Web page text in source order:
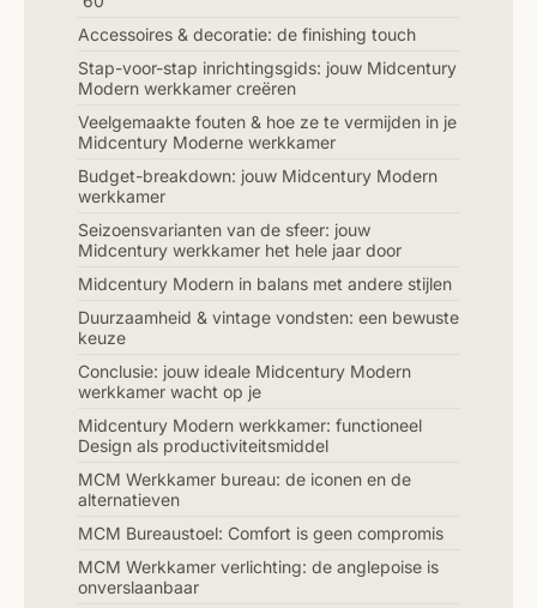
Accessoires & decoratie: de finishing touch
Stap-voor-stap inrichtingsgids: jouw Midcentury
Modern werkkamer creëren
Veelgemaakte fouten & hoe ze te vermijden in je
Midcentury Moderne werkkamer
Budget-breakdown: jouw Midcentury Modern
werkkamer
Seizoensvarianten van de sfeer: jouw
Midcentury werkkamer het hele jaar door
Midcentury Modern in balans met andere stijlen
Duurzaamheid & vintage vondsten: een bewuste
keuze
Conclusie: jouw ideale Midcentury Modern
werkkamer wacht op je
Midcentury Modern werkkamer: functioneel
Design als productiviteitsmiddel
MCM Werkkamer bureau: de iconen en de
alternatieven
MCM Bureaustoel: Comfort is geen compromis
MCM Werkkamer verlichting: de anglepoise is
onverslaanbaar